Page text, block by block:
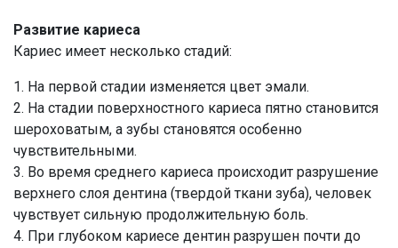
Развитие кариеса
Кариес имеет несколько стадий:
1. На первой стадии изменяется цвет эмали.
2. На стадии поверхностного кариеса пятно становится
шероховатым, а зубы становятся особенно
чувствительными.
3. Во время среднего кариеса происходит разрушение
верхнего слоя дентина (твердой ткани зуба), человек
чувствует сильную продолжительную боль.
4. При глубоком кариесе дентин разрушен почти до